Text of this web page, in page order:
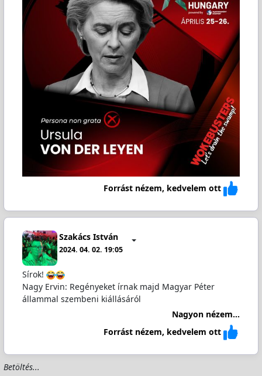
Forrást nézem, kedvelem ott
Szakács István
2024. 04. 02. 19:05
Sírok!
Nagy Ervin: Regényeket írnak majd Magyar Péter
állammal szembeni kiállásáról
Nagyon nézem...
Forrást nézem, kedvelem ott
Betöltés...